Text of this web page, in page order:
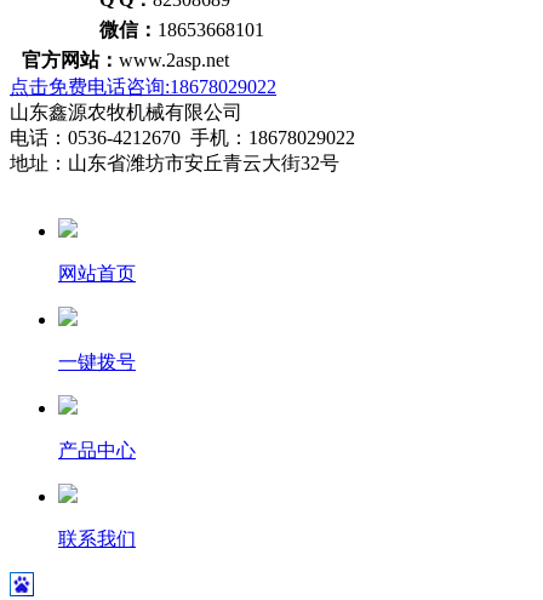
微信： 18653668101
官方网站： www.2asp.net
点击免费电话咨询:18678029022
山东鑫源农牧机械有限公司
电话：0536-4212670 手机：18678029022
地址：山东省潍坊市安丘青云大街32号
网站首页
一键拨号
产品中心
联系我们